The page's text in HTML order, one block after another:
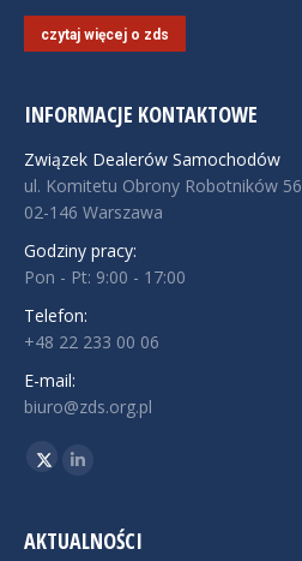
czytaj więcej o zds
INFORMACJE KONTAKTOWE
Związek Dealerów Samochodów
ul. Komitetu Obrony Robotników 56
02-146 Warszawa
Godziny pracy:
Pon - Pt: 9:00 - 17:00
Telefon:
+48 22 233 00 06
E-mail:
biuro@zds.org.pl
Znajdź nas na:
TwitterLinkedin
AKTUALNOŚCI